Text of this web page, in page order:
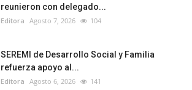
reunieron con delegado...
Editora Agosto 7, 2026 104
SEREMI de Desarrollo Social y Familia
refuerza apoyo al...
Editora Agosto 6, 2026 141